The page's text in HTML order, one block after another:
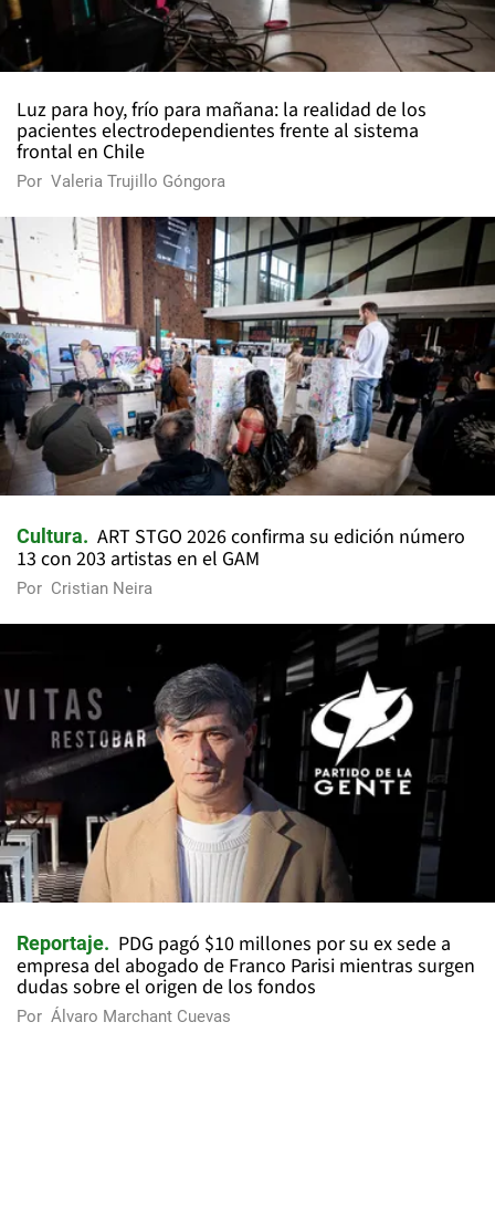
Luz para hoy, frío para mañana: la realidad de los
pacientes electrodependientes frente al sistema
frontal en Chile
Por Valeria Trujillo Góngora
Cultura
ART STGO 2026 confirma su edición número
13 con 203 artistas en el GAM
Por Cristian Neira
Reportaje
PDG pagó $10 millones por su ex sede a
empresa del abogado de Franco Parisi mientras surgen
dudas sobre el origen de los fondos
Por Álvaro Marchant Cuevas